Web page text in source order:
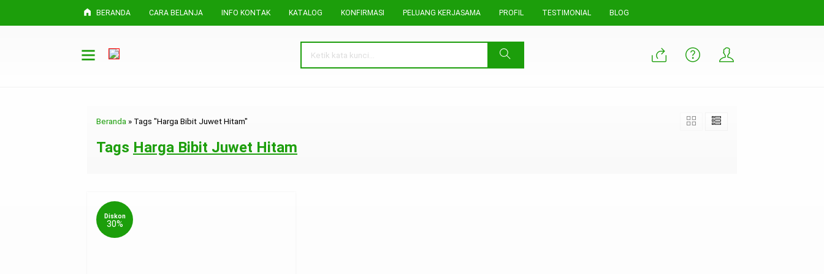
BERANDA CARA BELANJA INFO KONTAK KATALOG KONFIRMASI PELUANG KERJASAMA PROFIL TESTIMONIAL BLOG
Beranda » Tags "Harga Bibit Juwet Hitam"
Tags Harga Bibit Juwet Hitam
Diskon
30%